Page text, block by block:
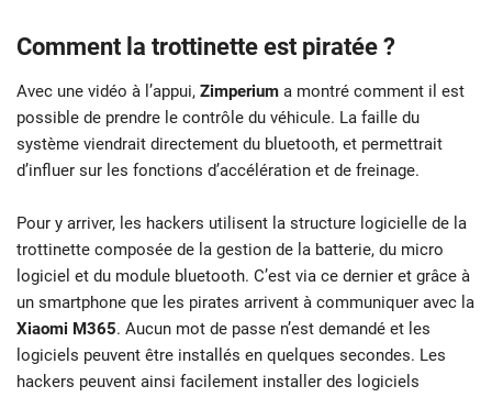
Comment la trottinette est piratée ?
Avec une vidéo à l’appui, Zimperium a montré comment il est
possible de prendre le contrôle du véhicule. La faille du
système viendrait directement du bluetooth, et permettrait
d’influer sur les fonctions d’accélération et de freinage.
Pour y arriver, les hackers utilisent la structure logicielle de la
trottinette composée de la gestion de la batterie, du micro
logiciel et du module bluetooth. C’est via ce dernier et grâce à
un smartphone que les pirates arrivent à communiquer avec la
Xiaomi M365. Aucun mot de passe n’est demandé et les
logiciels peuvent être installés en quelques secondes. Les
hackers peuvent ainsi facilement installer des logiciels